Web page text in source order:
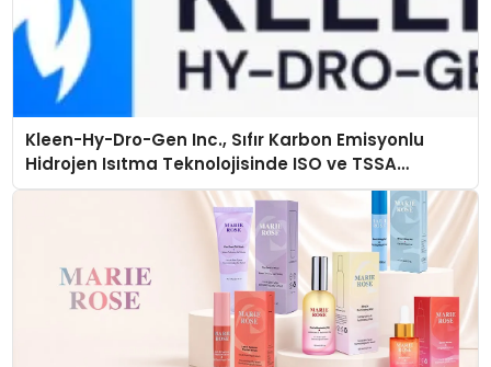
Kleen-Hy-Dro-Gen Inc., Sıfır Karbon Emisyonlu
Hidrojen Isıtma Teknolojisinde ISO ve TSSA
Düzenleyici Onaylarını Aldı